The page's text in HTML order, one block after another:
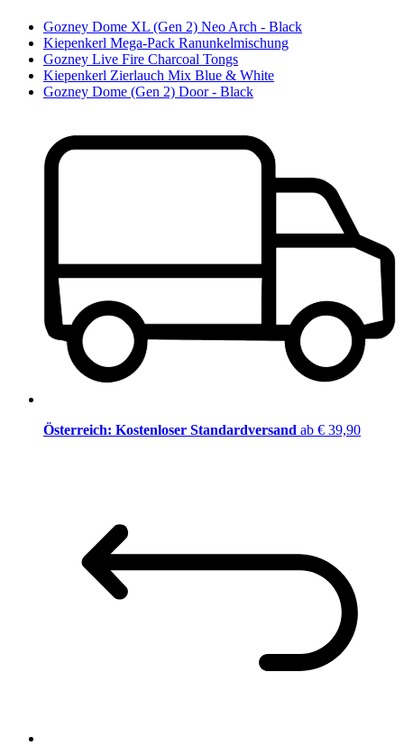
Gozney Dome XL (Gen 2) Neo Arch - Black
Kiepenkerl Mega-Pack Ranunkelmischung
Gozney Live Fire Charcoal Tongs
Kiepenkerl Zierlauch Mix Blue & White
Gozney Dome (Gen 2) Door - Black
Österreich: Kostenloser Standardversand ab € 39,90